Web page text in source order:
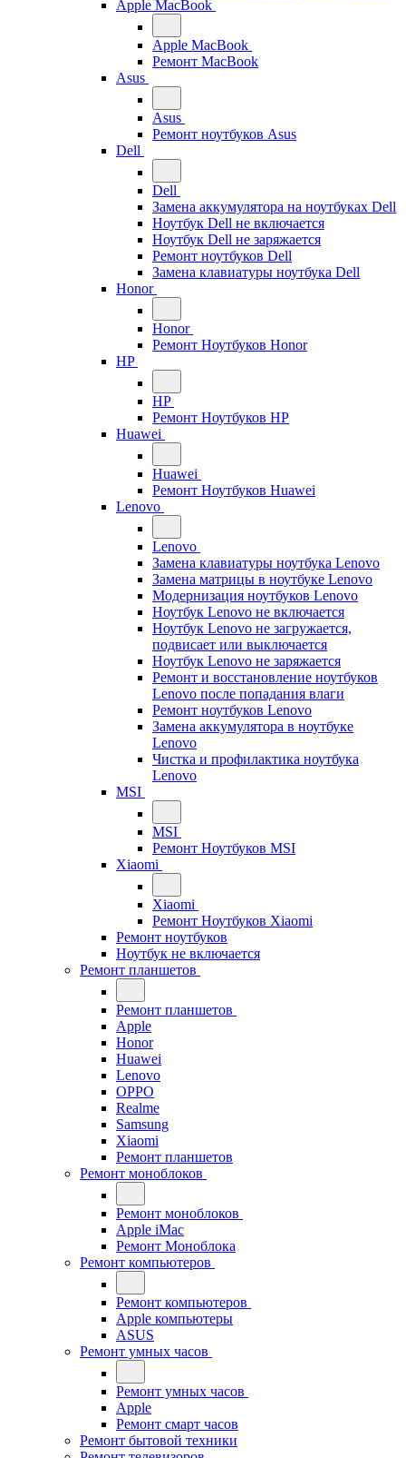
Apple MacBook
Apple MacBook
Ремонт MacBook
Asus
Asus
Ремонт ноутбуков Asus
Dell
Dell
Замена аккумулятора на ноутбуках Dell
Ноутбук Dell не включается
Ноутбук Dell не заряжается
Ремонт ноутбуков Dell
Замена клавиатуры ноутбука Dell
Honor
Honor
Ремонт Ноутбуков Honor
HP
HP
Ремонт Ноутбуков HP
Huawei
Huawei
Ремонт Ноутбуков Huawei
Lenovo
Lenovo
Замена клавиатуры ноутбука Lenovo
Замена матрицы в ноутбуке Lenovo
Модернизация ноутбуков Lenovo
Ноутбук Lenovo не включается
Ноутбук Lenovo не загружается,
подвисает или выключается
Ноутбук Lenovo не заряжается
Ремонт и восстановление ноутбуков
Lenovo после попадания влаги
Ремонт ноутбуков Lenovo
Замена аккумулятора в ноутбуке
Lenovo
Чистка и профилактика ноутбука
Lenovo
MSI
MSI
Ремонт Ноутбуков MSI
Xiaomi
Xiaomi
Ремонт Ноутбуков Xiaomi
Ремонт ноутбуков
Ноутбук не включается
Ремонт планшетов
Ремонт планшетов
Apple
Honor
Huawei
Lenovo
OPPO
Realme
Samsung
Xiaomi
Ремонт планшетов
Ремонт моноблоков
Ремонт моноблоков
Apple iMac
Ремонт Моноблока
Ремонт компьютеров
Ремонт компьютеров
Apple компьютеры
ASUS
Ремонт умных часов
Ремонт умных часов
Apple
Ремонт смарт часов
Ремонт бытовой техники